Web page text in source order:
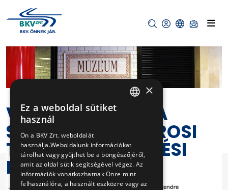
VIRTUÁLIS TÚRA A
SZENTENDREI VÁROSI
TÖMEGKÖZLEKEDÉSI
MÚZEUMBAN
×
Ez a weboldal sütiket
használ
Ön a BKV Zrt. weboldalát
használja.Weboldalunk információkat
tárolhat vagy gyűjthet be a böngészőjéről,
amit az oldal sütik segítségével végez. Az
információk vonatkozhatnak Önre mint
felhasználóra, a használt eszközre vagy az